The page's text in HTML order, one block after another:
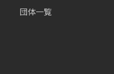
団体一覧